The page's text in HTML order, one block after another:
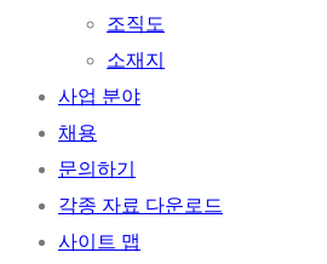
조직도
소재지
사업 분야
채용
문의하기
각종 자료 다운로드
사이트 맵